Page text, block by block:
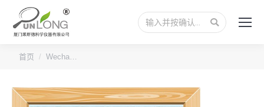
搜
索：
您的位置：
首页 Wecha…